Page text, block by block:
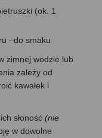
(ok. 1
–do smaku
zimnej wodzie lub
zależy od
kawałek i
słoność (nie
w dowolne